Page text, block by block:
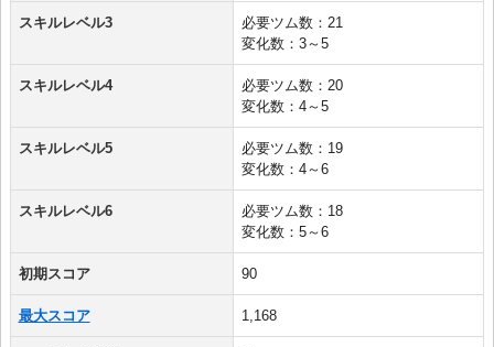
スキルレベル3
必要ツム数：21
変化数：3～5
スキルレベル4
必要ツム数：20
変化数：4～5
スキルレベル5
必要ツム数：19
変化数：4～6
スキルレベル6
必要ツム数：18
変化数：5～6
初期スコア 90
最大スコア 1,168